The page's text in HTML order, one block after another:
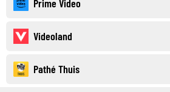
Prime Video
Videoland
Pathé Thuis